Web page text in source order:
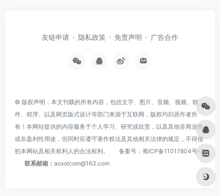
友链申请 隐私政策 免责声明 广告合作
© 版权声明：本文刊载的所有内容，包括文字、图片、音频、视频、软
件、程序、以及网页版式设计等部门来源于互联网，版权均归原作者所
有！本网站提供的内容服务于个人学习、研究或欣赏，以及其他非商业性
或非盈利性用途，但同时应遵守著作权法及其他相关法律的规定，不得侵
犯本网站及相关权利人的合法权利。
备案号： 蜀ICP备11017804号-3
联系邮箱： aoxolcom@163.com